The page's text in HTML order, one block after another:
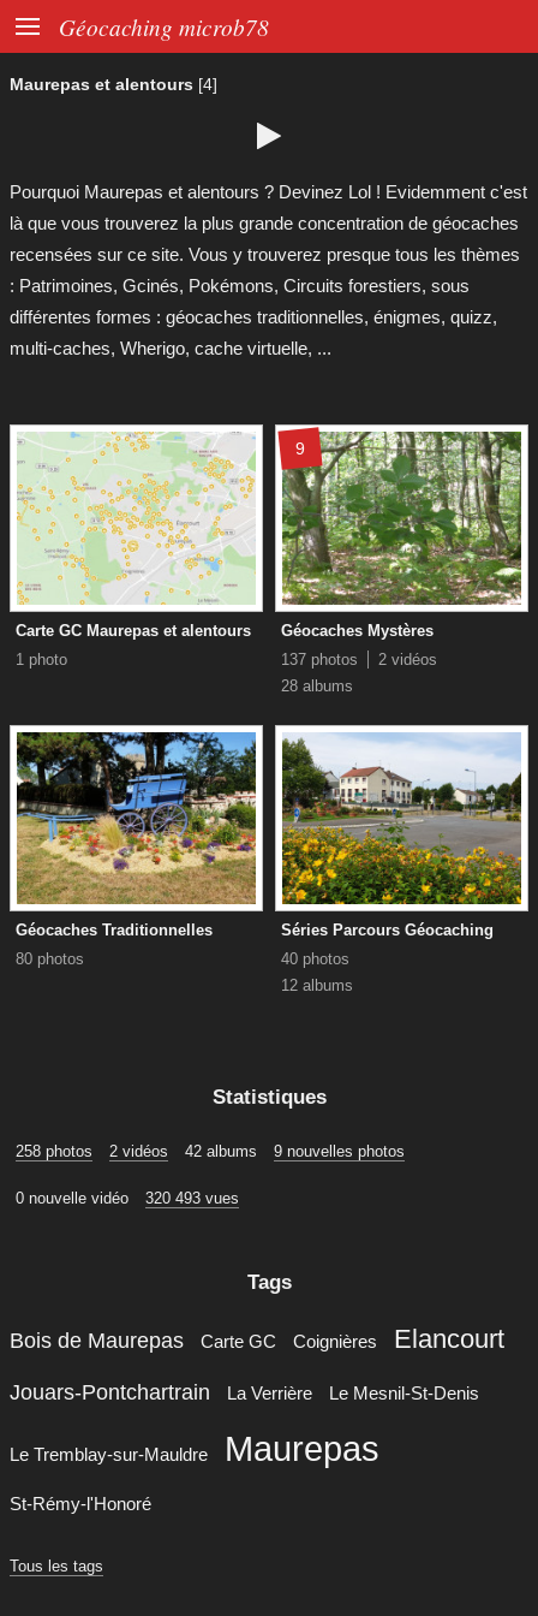
 Géocaching microb78
Maurepas et alentours [4]

Pourquoi Maurepas et alentours ? Devinez Lol ! Evidemment c'est
là que vous trouverez la plus grande concentration de géocaches
recensées sur ce site. Vous y trouverez presque tous les thèmes
: Patrimoines, Gcinés, Pokémons, Circuits forestiers, sous
différentes formes : géocaches traditionnelles, énigmes, quizz,
multi-caches, Wherigo, cache virtuelle, ...
Carte GC Maurepas et alentours
1 photo
9
Géocaches Mystères
137 photos
2 vidéos
28 albums
Géocaches Traditionnelles
80 photos
Séries Parcours Géocaching
40 photos
12 albums
Statistiques
258 photos 2 vidéos 42 albums 9 nouvelles photos
0 nouvelle vidéo 320 493 vues
Tags
Bois de Maurepas Carte GC Coignières Elancourt
Jouars-Pontchartrain La Verrière Le Mesnil-St-Denis
Le Tremblay-sur-Mauldre Maurepas
St-Rémy-l'Honoré
Tous les tags